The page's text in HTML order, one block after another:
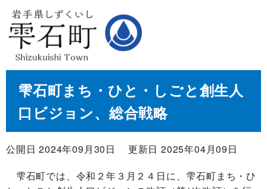
雫石町まち・ひと・しごと創生人
口ビジョン、総合戦略
公開日 2024年09月30日
更新日 2025年04月09日
雫石町では、令和２年３月２４日に、雫石町まち・ひ